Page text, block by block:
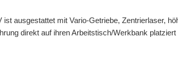
ausgestattet mit Vario-Getriebe, Zentrierlaser,
direkt auf ihren Arbeitstisch/Werkbank